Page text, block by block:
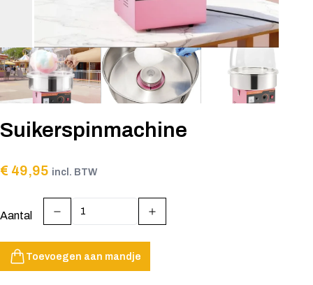
Suikerspinmachine
€ 49,95 incl. BTW
Aantal
Toevoegen aan mandje